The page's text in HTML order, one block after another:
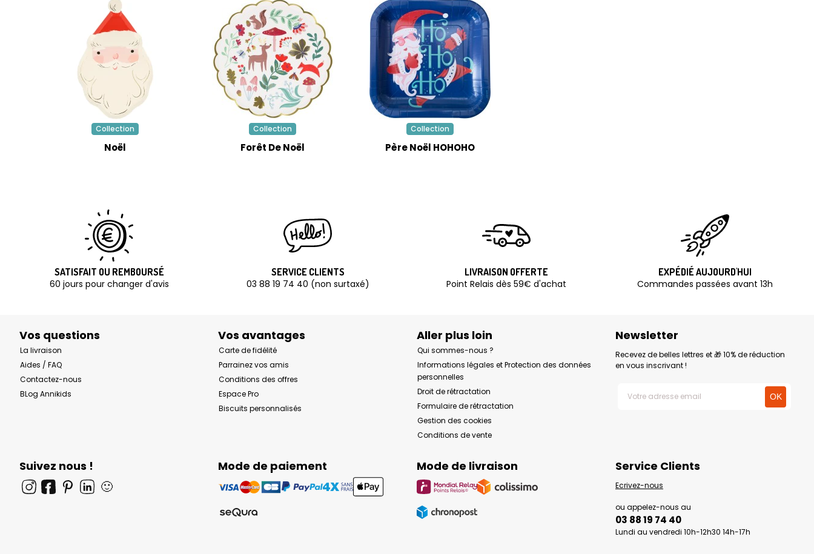
Collection
Noël
Collection
Forêt De Noël
Collection
Père Noël HOHOHO
SATISFAIT OU REMBOURSÉ
60 jours pour changer d'avis
SERVICE CLIENTS
03 88 19 74 40 (non surtaxé)
LIVRAISON OFFERTE
Point Relais dès 59€ d'achat
EXPÉDIÉ AUJOURD'HUI
Commandes passées avant 13h
Vos questions
La livraison
Aides / FAQ
Contactez-nous
BLog Annikids
Vos avantages
Carte de fidélité
Parrainez vos amis
Conditions des offres
Espace Pro
Biscuits personnalisés
Aller plus loin
Qui sommes-nous ?
Informations légales et Protection des données
personnelles
Droit de rétractation
Formulaire de rétractation
Gestion des cookies
Conditions de vente
Newsletter
Recevez de belles lettres et 🎁 10% de réduction
en vous inscrivant !
Suivez nous !
🙂
Mode de paiement Mode de livraison Service Clients
Ecrivez-nous
ou appelez-nous au
03 88 19 74 40
Lundi au vendredi 10h-12h30 14h-17h